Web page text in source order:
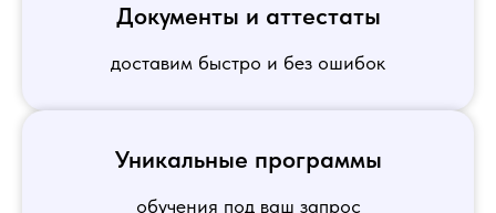
Документы и аттестаты
доставим быстро и без ошибок
Уникальные программы
обучения под ваш запрос